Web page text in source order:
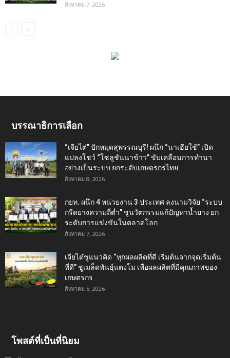
สิงหาคม 7, 2026
บรรณาธิการเลือก
“เจียไต๋” ปักหมุดสุพรรณบุรี! ผนึก “นาเฮียใช้” เปิด
แปลงโชว์ “โซลูชันนาข้าว” ขับเคลื่อนการทำนา
อย่างเป็นระบบ ยกระดับเกษตรกรไทย
สิงหาคม 8, 2026
กยท. ผนึก 4 หน่วยงาน 3 ประเทศ ลงนามวิจัย “ระบบ
กรีดยางความถี่ต่ำ” ชูนวัตกรรมแก้ปัญหาน้ำยาง ยก
ระดับการแข่งขันในตลาดโลก
สิงหาคม 7, 2026
เจียไต๋ชูแนวคิด “ทุกผลผลิตที่ดี เริ่มต้นจากจุดเริ่มต้น
ที่ดี” ชูเมล็ดพันธุ์แตงโม เพื่อผลผลิตที่มีคุณภาพของ
เกษตรกร
สิงหาคม 5, 2026
โพสต์ที่เป็นที่นิยม